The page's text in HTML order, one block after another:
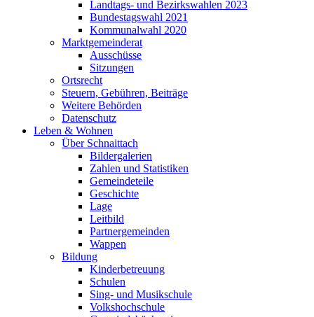
Landtags- und Bezirkswahlen 2023
Bundestagswahl 2021
Kommunalwahl 2020
Marktgemeinderat
Ausschüsse
Sitzungen
Ortsrecht
Steuern, Gebühren, Beiträge
Weitere Behörden
Datenschutz
Leben & Wohnen
Über Schnaittach
Bildergalerien
Zahlen und Statistiken
Gemeindeteile
Geschichte
Lage
Leitbild
Partnergemeinden
Wappen
Bildung
Kinderbetreuung
Schulen
Sing- und Musikschule
Volkshochschule